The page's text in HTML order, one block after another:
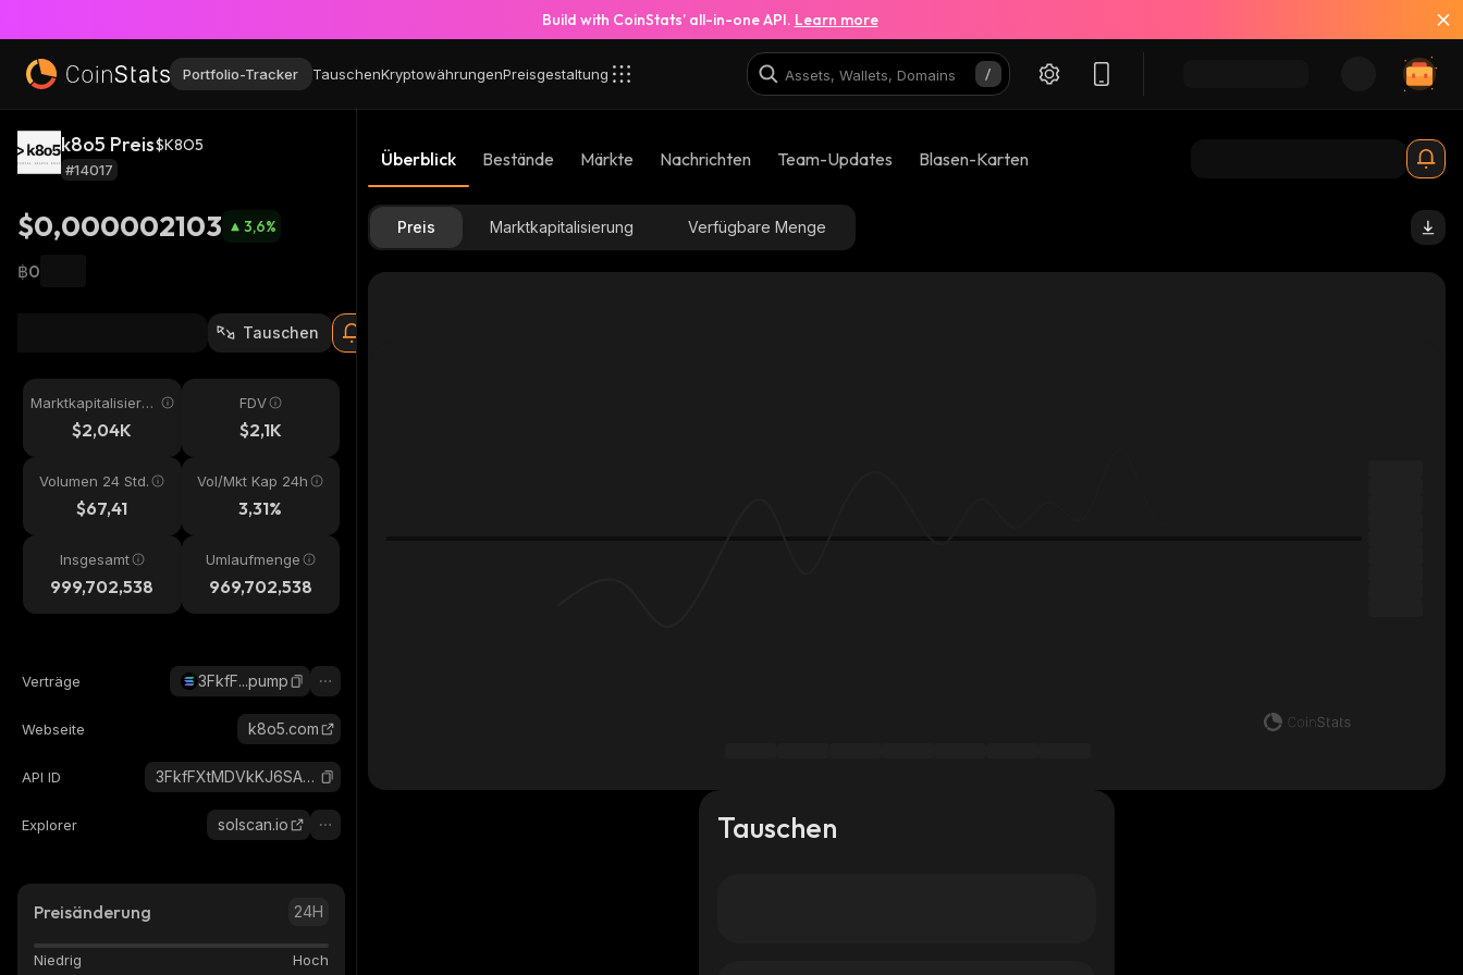
Build with CoinStats’ all-in-one API. Learn more
Portfolio-Tracker TauschenKryptowährungenPreisgestaltung
k8o5 Preis$K8O5
#14017
$0,000002103 3,6%
฿0
Tauschen
Marktkapitalisieru
$2,04K
FDV
$2,1K
Volumen 24 Std.
$67,41
Vol/Mkt Kap 24h
3,31%
Insgesamt
999,702,538
Umlaufmenge
969,702,538
Verträge 3FkfF...pump
Webseite k8o5.com
API ID 3FkfFXtMDVkKJ6SAouMSK4qYFmErYxSnAUx6vP52pump_solana
Explorer solscan.io
Preisänderung 24H
Niedrig Hoch
Überblick Bestände Märkte Nachrichten Team-Updates Blasen-Karten
Preis Marktkapitalisierung Verfügbare Menge
Tauschen